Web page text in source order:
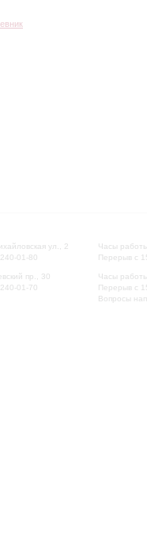
ул., 2
01-80
пр., 30
01-70
Часы
Перерыв с
Часы
Перерыв с
Вопросы